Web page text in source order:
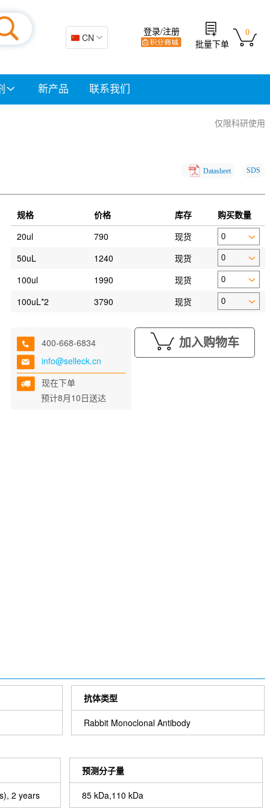
🇨🇳 CN
0
批量下单
登录/注册
新产品 联系我们
仅限科研使用
Datasheet SDS
规格 价格 库存
购买数量
20ul
790
现货
50uL
1240
现货
100ul
1990
现货
100uL*2
3790 现货
400-668-6834
info@selleck.cn
现在下单
预计8月10日送达
加入购物车
抗体类型
Rabbit Monoclonal Antibody
2 years
预测分子量
85 kDa,110 kDa